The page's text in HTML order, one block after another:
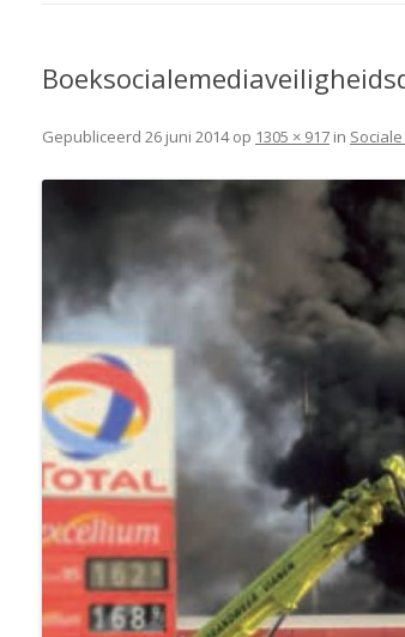
Gepubliceerd 26 juni 2014op 1305 × 917 in